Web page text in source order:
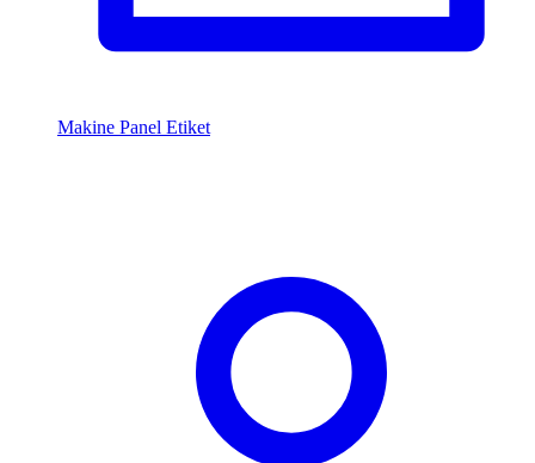
Makine Panel Etiket